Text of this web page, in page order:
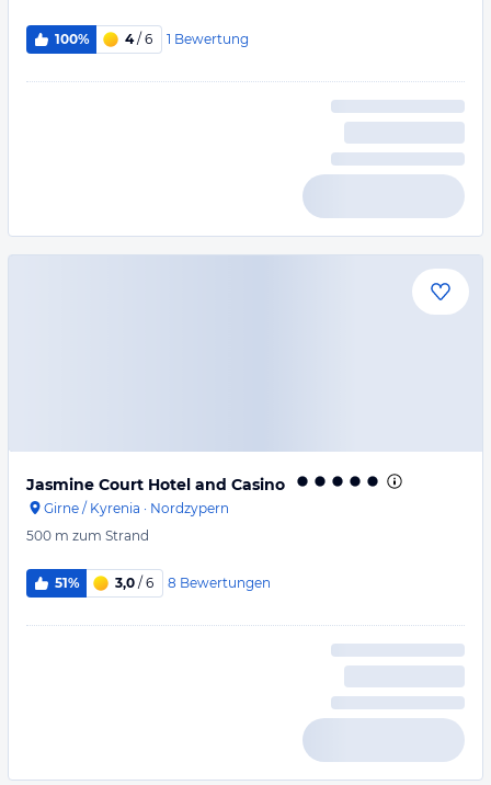
100% 4/ 6 1 Bewertung
Jasmine Court Hotel and Casino
Girne / Kyrenia · Nordzypern
500 m zum Strand
51% 3,0 / 6 8 Bewertungen